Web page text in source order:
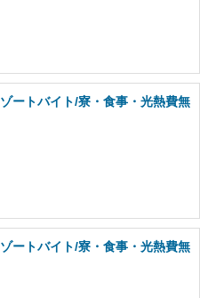
ートバイト/寮・食事・光熱費無
ートバイト/寮・食事・光熱費無